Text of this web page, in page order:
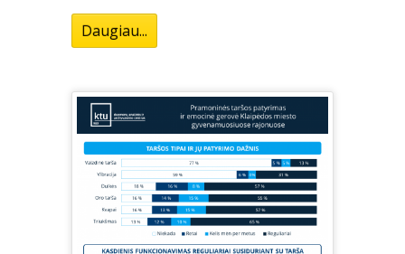
Daugiau...